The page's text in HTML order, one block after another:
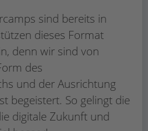
sind bereits in
dieses Format
denn wir sind von
des
und der Ausrichtung
begeistert. So gelingt die
digitale Zukunft und